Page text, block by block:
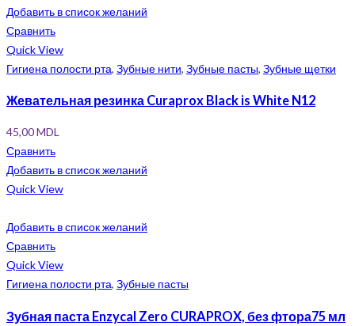
Добавить в список желаний
Сравнить
Quick View
Гигиена полости рта, Зубные нити, Зубные пасты, Зубные щетки
Жевательная резинка Curaprox Black is White N12
45,00MDL
Сравнить
Добавить в список желаний
Quick View
Добавить в список желаний
Сравнить
Quick View
Гигиена полости рта, Зубные пасты
Зубная паста Enzycal Zero CURAPROX, без фтора75 мл